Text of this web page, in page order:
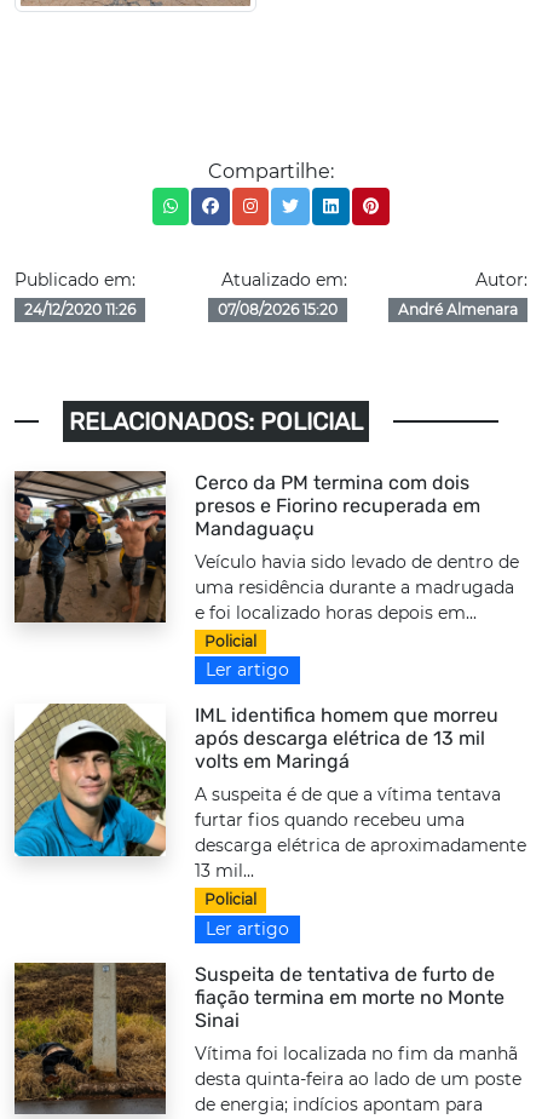
Compartilhe:
Publicado em:
24/12/2020 11:26
Atualizado em:
07/08/2026 15:20
Autor:
André Almenara
RELACIONADOS: POLICIAL
Cerco da PM termina com dois
presos e Fiorino recuperada em
Mandaguaçu
Veículo havia sido levado de dentro de
uma residência durante a madrugada
e foi localizado horas depois em...
Policial
Ler artigo
IML identifica homem que morreu
após descarga elétrica de 13 mil
volts em Maringá
A suspeita é de que a vítima tentava
furtar fios quando recebeu uma
descarga elétrica de aproximadamente
13 mil...
Policial
Ler artigo
Suspeita de tentativa de furto de
fiação termina em morte no Monte
Sinai
Vítima foi localizada no fim da manhã
desta quinta-feira ao lado de um poste
de energia; indícios apontam para